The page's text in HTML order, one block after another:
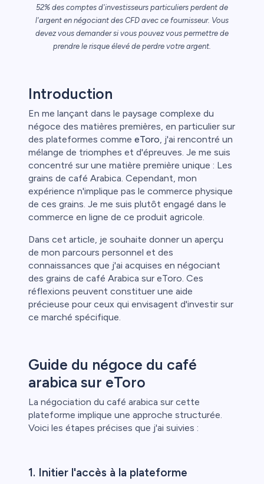
52% des comptes d'investisseurs particuliers perdent de
l'argent en négociant des CFD avec ce fournisseur. Vous
devez vous demander si vous pouvez vous permettre de
prendre le risque élevé de perdre votre argent.
Introduction
En me lançant dans le paysage complexe du
négoce des matières premières, en particulier sur
des plateformes comme eToro, j'ai rencontré un
mélange de triomphes et d'épreuves. Je me suis
concentré sur une matière première unique : Les
grains de café Arabica. Cependant, mon
expérience n'implique pas le commerce physique
de ces grains. Je me suis plutôt engagé dans le
commerce en ligne de ce produit agricole.
Dans cet article, je souhaite donner un aperçu
de mon parcours personnel et des
connaissances que j'ai acquises en négociant
des grains de café Arabica sur eToro. Ces
réflexions peuvent constituer une aide
précieuse pour ceux qui envisagent d'investir sur
ce marché spécifique.
Guide du négoce du café
arabica sur eToro
La négociation du café arabica sur cette
plateforme implique une approche structurée.
Voici les étapes précises que j'ai suivies :
1. Initier l'accès à la plateforme